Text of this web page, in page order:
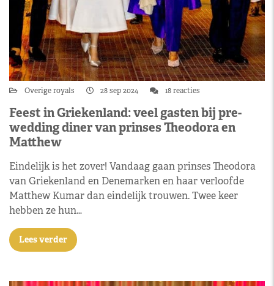
Overige royals 28 sep 2024 18 reacties
Feest in Griekenland: veel gasten bij pre-
wedding diner van prinses Theodora en
Matthew
Eindelijk is het zover! Vandaag gaan prinses Theodora
van Griekenland en Denemarken en haar verloofde
Matthew Kumar dan eindelijk trouwen. Twee keer
hebben ze hun…
Lees verder